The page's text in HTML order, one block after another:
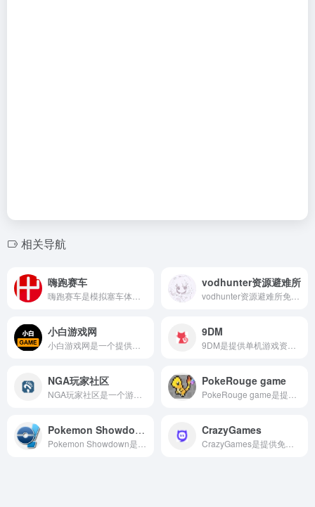
相关导航
嗨跑赛车 vodhunter资源避难所
小白游戏网 9DM
NGA玩家社区 PokeRouge game
Pokemon Showdown CrazyGames